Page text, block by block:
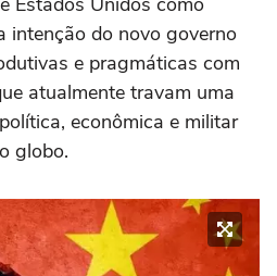
intenção do novo governo
e pragmáticas com
atualmente travam uma
econômica e militar
globo.